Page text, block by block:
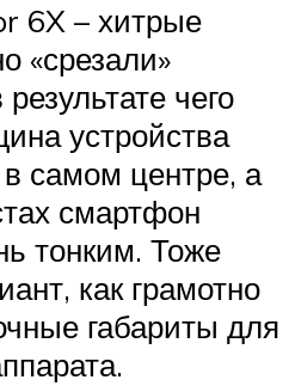
6X – хитрые
«срезали»
чего
устройства
в самом центре, а
смартфон
тонким. Тоже
как грамотно
габариты для